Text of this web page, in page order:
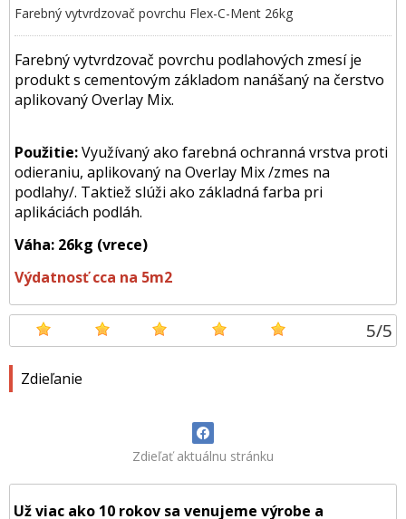
Farebný vytvrdzovač povrchu Flex-C-Ment 26kg
Farebný vytvrdzovač povrchu podlahových zmesí je
produkt s cementovým základom nanášaný na čerstvo
aplikovaný Overlay Mix.
Použitie:Využívaný ako farebná ochranná vrstva proti
odieraniu, aplikovaný na Overlay Mix /zmes na
podlahy/. Taktiež slúži ako základná farba pri
aplikáciách podláh.
Váha: 26kg (vrece)
Výdatnosť cca na 5m2
5/5
Zdieľanie
Zdieľať aktuálnu stránku
Už viac ako 10 rokov sa venujeme výrobe a